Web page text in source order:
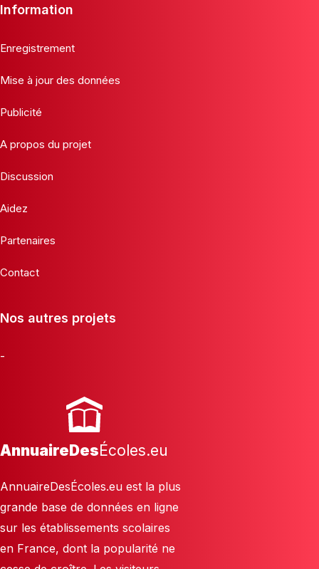
Information
Enregistrement
Mise à jour des données
Publicité
A propos du projet
Discussion
Aidez
Partenaires
Contact
Nos autres projets
-
AnnuaireDesÉcoles.eu
AnnuaireDesÉcoles.eu est la plus
grande base de données en ligne
sur les établissements scolaires
en France, dont la popularité ne